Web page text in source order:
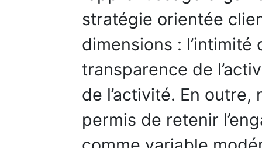
stratégie orientée
dimensions :
transparence de
de l’activité. En
permis de retenir